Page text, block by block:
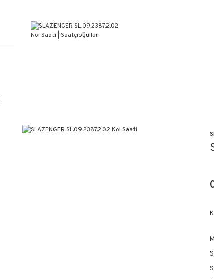
WEB SİTESİNE ÖZEL FİYATLAR
KAÇIRILMAYACAK FIRSATLAR